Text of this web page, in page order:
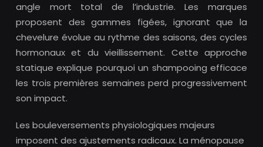
angle mort total de l’industrie. Les marques
proposent des gammes figées, ignorant que la
chevelure évolue au rythme des saisons, des cycles
hormonaux et du vieillissement. Cette approche
statique explique pourquoi un shampooing efficace
les trois premières semaines perd progressivement
son impact.
Les bouleversements physiologiques majeurs
imposent des ajustements radicaux. La ménopause